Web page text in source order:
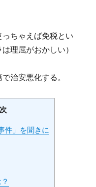
ちゃえば免税とい
理屈がおかしい）
治安悪化する。
件」を聞きに